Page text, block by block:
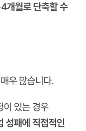
개월로 단축할 수
우 많습니다.
이 있는 경우
성패에 직접적인